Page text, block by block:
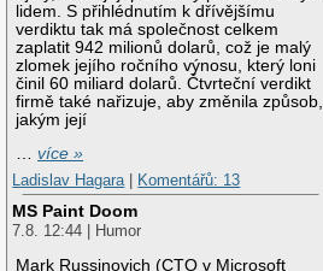
lidem. S přihlédnutím k dřívějšímu
verdiktu tak má společnost celkem
zaplatit 942 milionů dolarů, což je malý
zlomek jejího ročního výnosu, který loni
činil 60 miliard dolarů. Čtvrteční verdikt
firmě také nařizuje, aby změnila způsob,
jakým její
…více »
Ladislav Hagara
Komentářů: 13
MS Paint Doom
7.8. 12:44 | Humor
Mark Russinovich (CTO v Microsoft